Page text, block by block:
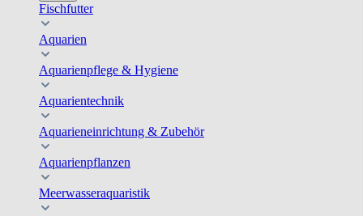
Fischfutter
Aquarien
Aquarienpflege & Hygiene
Aquarientechnik
Aquarieneinrichtung & Zubehör
Aquarienpflanzen
Meerwasseraquaristik